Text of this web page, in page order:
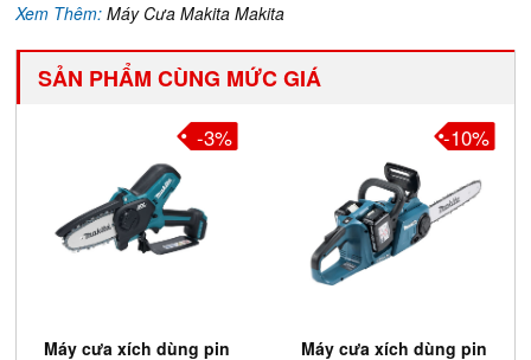
Xem Thêm:Máy Cưa Makita Makita
SẢN PHẨM CÙNG MỨC GIÁ
Máy cưa xích dùng pin
-3%
Máy cưa xích dùng pin
-10%